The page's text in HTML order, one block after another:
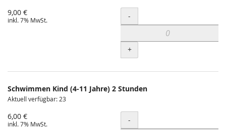
9,00 €
inkl. 7% MwSt. Menge
-
+
Schwimmen Kind (4-11 Jahre) 2 Stunden
Aktuell verfügbar: 23
6,00 €
inkl. 7% MwSt. Menge
-